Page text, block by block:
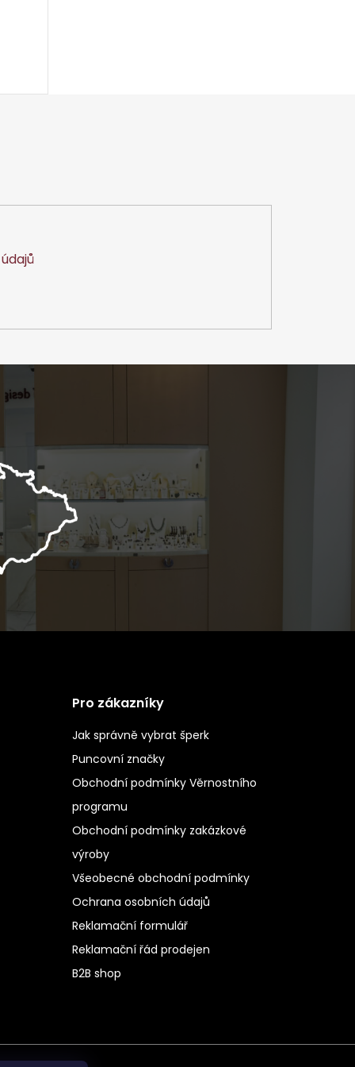
Pro zákazníky
Jak správně vybrat šperk
Puncovní značky
Obchodní podmínky Věrnostního
programu
Obchodní podmínky zakázkové
výroby
Všeobecné obchodní podmínky
Ochrana osobních údajů
Reklamační formulář
Reklamační řád prodejen
B2B shop